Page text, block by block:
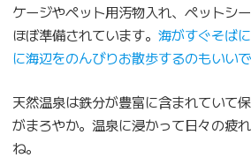
ケージやペット用汚物入れ、ペットシ
ほぼ準備されています。 海がすぐそば
に海辺をのんびりお散歩するのもいい
天然温泉は鉄分が豊富に含まれていて
がまろやか。温泉に浸かって日々の疲
ね。